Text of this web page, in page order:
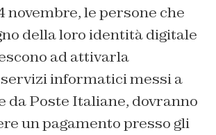
novembre, le persone che
della loro identità digitale
ad attivarla
informatici messi a
da Poste Italiane, dovranno
un pagamento presso gli